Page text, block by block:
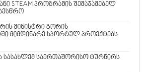
STEAM პროგრამის შემაჯამებელ
მინისტრი გორის
მიმდინარე სპორტულ პროექტებს
სასახლემ საერთაშორისო ტურნირს